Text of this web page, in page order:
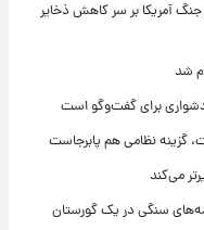
آمریکا بر سر کاهش ذخایر
شد
برای گفت‌وگو است
گزینه نظامی هم پابرجاست
می‌کند
سنگی در یک گورستان